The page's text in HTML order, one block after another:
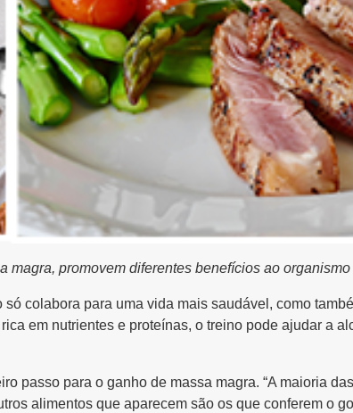
magra, promovem diferentes benefícios ao organismo
colabora para uma vida mais saudável, como
em nutrientes e proteínas, o treino pode ajudar a
passo para o ganho de massa magra. “A maioria
alimentos que aparecem são os que conferem o